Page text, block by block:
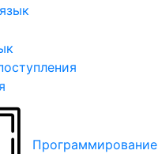
Программирование